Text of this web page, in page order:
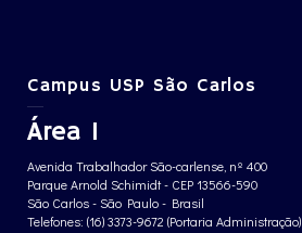
Campus USP São Carlos
Área 1
Avenida Trabalhador São-carlense, nº 400
Parque Arnold Schimidt - CEP 13566-590
São Carlos - São Paulo - Brasil
Telefones: (16) 3373-9672 (Portaria Administração)